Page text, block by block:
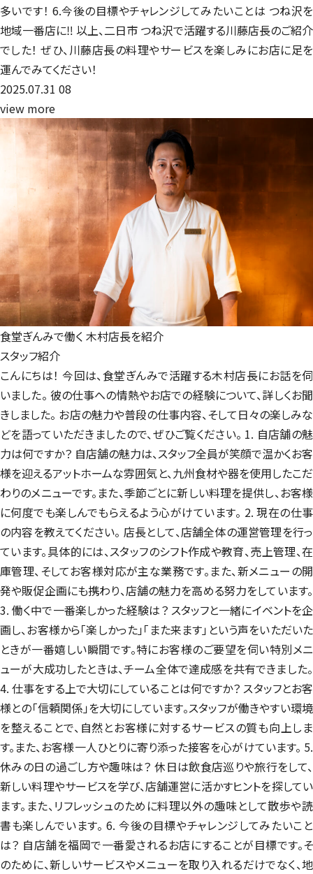
多いです！ 6.今後の目標やチャレンジしてみたいことは つね沢を
地域一番店に‼️ 以上、二日市 つね沢で活躍する川藤店長のご紹介
でした！ ぜひ、川藤店長の料理やサービスを楽しみにお店に足を
運んでみてください！
2025.07.31 08
view more
食堂ぎんみで働く 木村店長を紹介
スタッフ紹介
こんにちは！ 今回は、食堂ぎんみで活躍する木村店長にお話を伺
いました。 彼の仕事への情熱やお店での経験について、詳しくお聞
きしました。 お店の魅力や普段の仕事内容、そして日々の楽しみな
どを語っていただきましたので、ぜひご覧ください。 1. 自店舗の魅
力は何ですか？ 自店舗の魅力は、スタッフ全員が笑顔で温かくお客
様を迎えるアットホームな雰囲気と、九州食材や器を使用したこだ
わりのメニューです。また、季節ごとに新しい料理を提供し、お客様
に何度でも楽しんでもらえるよう心がけています。 2. 現在の仕事
の内容を教えてください。 店長として、店舗全体の運営管理を行っ
ています。具体的には、スタッフのシフト作成や教育、売上管理、在
庫管理、そしてお客様対応が主な業務です。また、新メニューの開
発や販促企画にも携わり、店舗の魅力を高める努力をしています。
3. 働く中で一番楽しかった経験は？ スタッフと一緒にイベントを企
画し、お客様から「楽しかった」「また来ます」という声をいただいた
ときが一番嬉しい瞬間です。特にお客様のご要望を伺い特別メニ
ューが大成功したときは、チーム全体で達成感を共有できました。
4. 仕事をする上で大切にしていることは何ですか？ スタッフとお客
様との「信頼関係」を大切にしています。スタッフが働きやすい環境
を整えることで、自然とお客様に対するサービスの質も向上しま
す。また、お客様一人ひとりに寄り添った接客を心がけています。 5.
休みの日の過ごし方や趣味は？ 休日は飲食店巡りや旅行をして、
新しい料理やサービスを学び、店舗運営に活かすヒントを探してい
ます。また、リフレッシュのために料理以外の趣味として散歩や読
書も楽しんでいます。 6. 今後の目標やチャレンジしてみたいこと
は？ 自店舗を福岡で一番愛されるお店にすることが目標です。そ
のために、新しいサービスやメニューを取り入れるだけでなく、地